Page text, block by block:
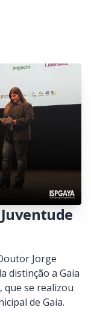
Jorge
distinção a Gaia
que se realizou
de Gaia.